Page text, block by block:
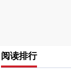
阅读排行